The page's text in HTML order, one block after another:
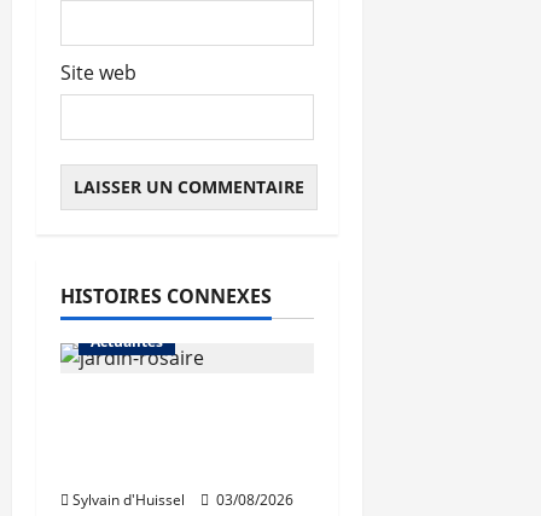
Site web
HISTOIRES CONNEXES
Actualités
Sylvain d'Huissel 03/08/2026